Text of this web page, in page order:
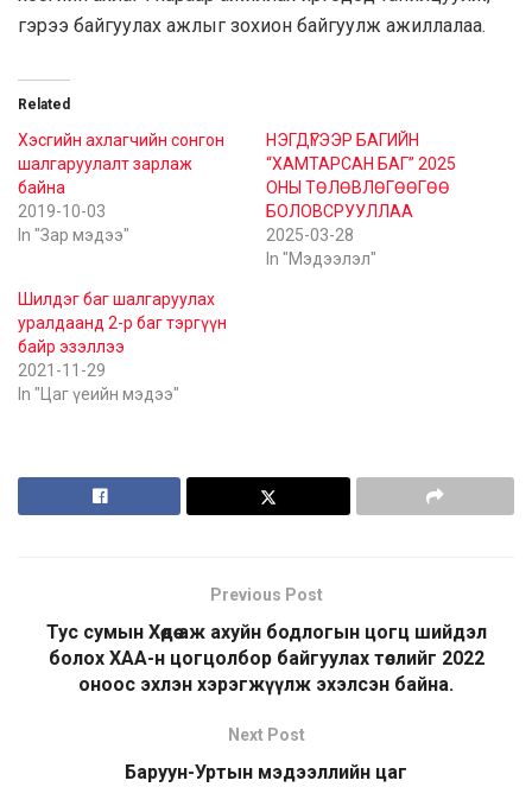
гэрээ байгуулах ажлыг зохион байгуулж ажиллалаа.
Related
Хэсгийн ахлагчийн сонгон
шалгаруулалт зарлаж
байна
2019-10-03
In "Зар мэдээ"
НЭГДҮГЭЭР БАГИЙН
“ХАМТАРСАН БАГ” 2025
ОНЫ ТӨЛӨВЛӨГӨӨГӨӨ
БОЛОВСРУУЛЛАА
2025-03-28
In "Мэдээлэл"
Шилдэг баг шалгаруулах
уралдаанд 2-р баг тэргүүн
байр эзэллээ
2021-11-29
In "Цаг үеийн мэдээ"
Previous Post
Тус сумын Хөдөө аж ахуйн бодлогын цогц шийдэл
болох ХАА-н цогцолбор байгуулах төслийг 2022
оноос эхлэн хэрэгжүүлж эхэлсэн байна.
Next Post
Баруун-Уртын мэдээллийн цаг